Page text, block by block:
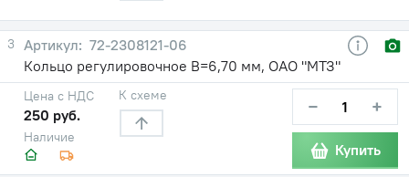
3
72-2308121-06
Кольцо регулировочное В=6,70 мм, ОАО "МТЗ"
Наличие
Цена с НДС
250 руб.
К схеме − +
Купить